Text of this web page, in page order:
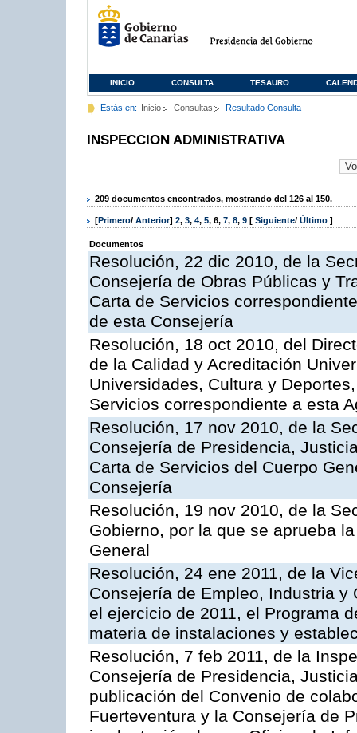
INICIO CONSULTA TESAURO
Estás en: Inicio Consultas Resultado Consulta
INSPECCION ADMINISTRATIVA
209 documentos encontrados, mostrando del 126 al 150.
[Primero/ Anterior] 2, 3, 4, 5, 6, 7, 8, 9 [ Siguiente/ Último ]
Documentos
Resolución, 22 dic 2010, de la
Consejería de Obras Públicas y
Carta de Servicios
de esta Consejería
Resolución, 18 oct 2010, del
de la Calidad y Acreditación
Universidades, Cultura y
Servicios correspondiente a esta
Resolución, 17 nov 2010, de la
Consejería de Presidencia,
Carta de Servicios del Cuerpo
Consejería
Resolución, 19 nov 2010, de la
Gobierno, por la que se aprueba
General
Resolución, 24 ene 2011, de la
Consejería de Empleo, Industria
el ejercicio de 2011, el Programa
materia de instalaciones y
Resolución, 7 feb 2011, de la
Consejería de Presidencia,
publicación del Convenio de
Fuerteventura y la Consejería de